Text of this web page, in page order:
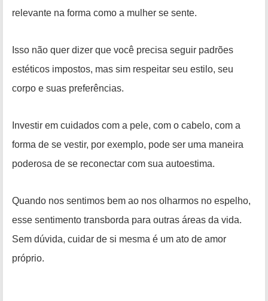
relevante na forma como a mulher se sente.
Isso não quer dizer que você precisa seguir padrões
estéticos impostos, mas sim respeitar seu estilo, seu
corpo e suas preferências.
Investir em cuidados com a pele, com o cabelo, com a
forma de se vestir, por exemplo, pode ser uma maneira
poderosa de se reconectar com sua autoestima.
Quando nos sentimos bem ao nos olharmos no espelho,
esse sentimento transborda para outras áreas da vida.
Sem dúvida, cuidar de si mesma é um ato de amor
próprio.